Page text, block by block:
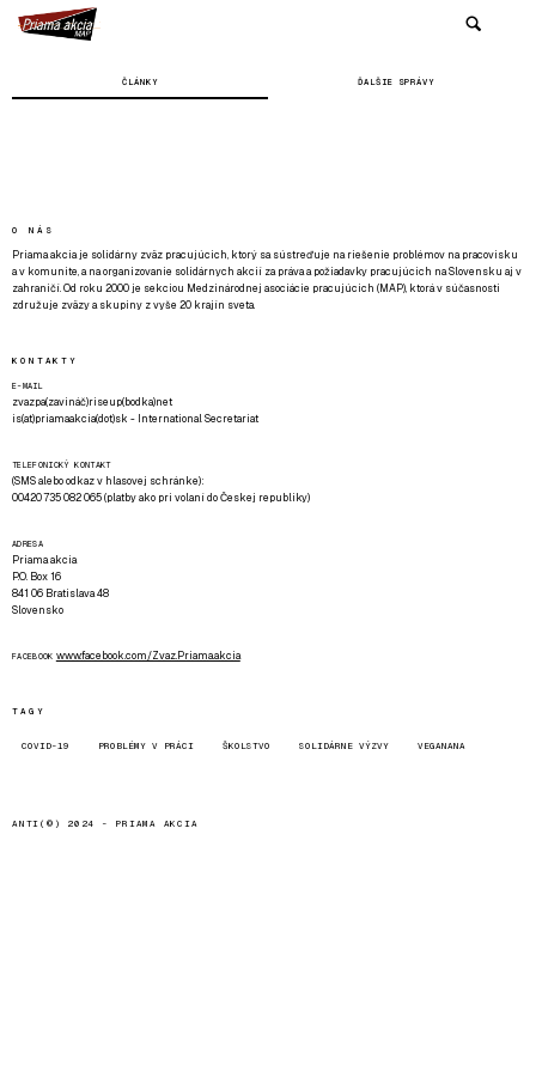
ČLÁNKY ĎALŠIE SPRÁVY
O NÁS
Priama akcia je solidárny zväz pracujúcich, ktorý sa sústreďuje na riešenie problémov na pracovisku
a v komunite, a na organizovanie solidárnych akcií za práva a požiadavky pracujúcich na Slovensku aj v
zahraničí. Od roku 2000 je sekciou Medzinárodnej asociácie pracujúcich (MAP), ktorá v súčasnosti
združuje zväzy a skupiny z vyše 20 krajín sveta.
KONTAKTY
E-MAIL
zvazpa(zavináč)riseup(bodka)net
is(at)priamaakcia(dot)sk - International Secretariat
TELEFONICKÝ KONTAKT
(SMS alebo odkaz v hlasovej schránke):
00420 735 082 065 (platby ako pri volaní do Českej republiky)
ADRESA
Priama akcia
P.O. Box 16
841 06 Bratislava 48
Slovensko
FACEBOOK www.facebook.com/Zvaz.Priama.akcia
TAGY
COVID-19 PROBLÉMY V PRÁCI ŠKOLSTVO SOLIDÁRNE VÝZVY VEGANANA
ANTI(©) 2024 - PRIAMA AKCIA